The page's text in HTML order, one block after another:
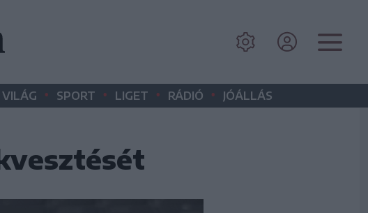
VILÁG • SPORT • LIGET • RÁDIÓ • JÓÁLLÁS